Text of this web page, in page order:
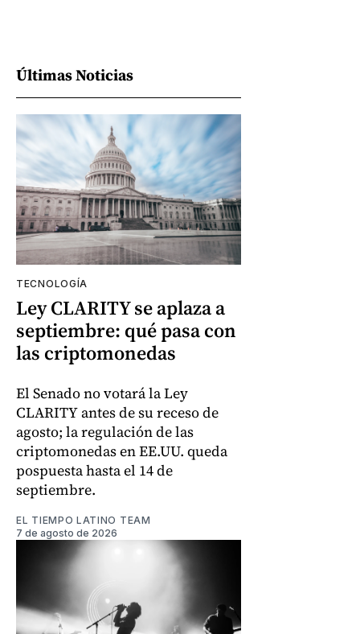
Últimas Noticias
TECNOLOGÍA
Ley CLARITY se aplaza a
septiembre: qué pasa con
las criptomonedas
El Senado no votará la Ley
CLARITY antes de su receso de
agosto; la regulación de las
criptomonedas en EE.UU. queda
pospuesta hasta el 14 de
septiembre.
EL TIEMPO LATINO TEAM
7 de agosto de 2026